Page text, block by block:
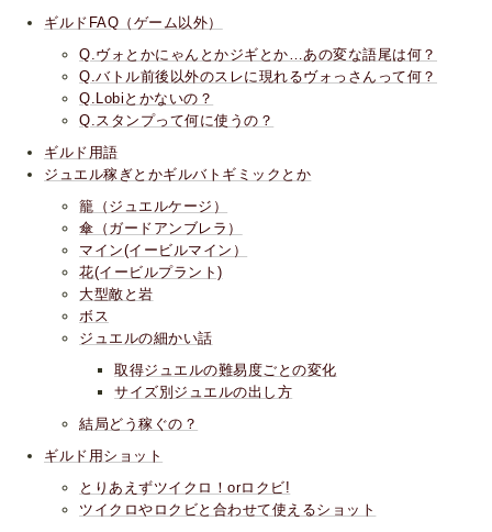
ギルドFAQ（ゲーム以外）
Q.ヴォとかにゃんとかジギとか…あの変な語尾は何？
Q.バトル前後以外のスレに現れるヴォっさんって何？
Q.Lobiとかないの？
Q.スタンプって何に使うの？
ギルド用語
ジュエル稼ぎとかギルバトギミックとか
籠（ジュエルケージ）
傘（ガードアンブレラ）
マイン(イービルマイン）
花(イービルプラント)
大型敵と岩
ボス
ジュエルの細かい話
取得ジュエルの難易度ごとの変化
サイズ別ジュエルの出し方
結局どう稼ぐの？
ギルド用ショット
とりあえずツイクロ！orロクビ!
ツイクロやロクビと合わせて使えるショット